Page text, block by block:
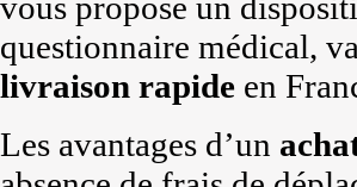
questionnaire médical,
livraison rapide en
Les avantages d’un